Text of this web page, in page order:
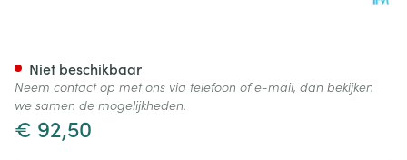
€ 92,50
Niet beschikbaar
Neem contact op met ons via telefoon of e-mail, dan bekijken
we samen de mogelijkheden.